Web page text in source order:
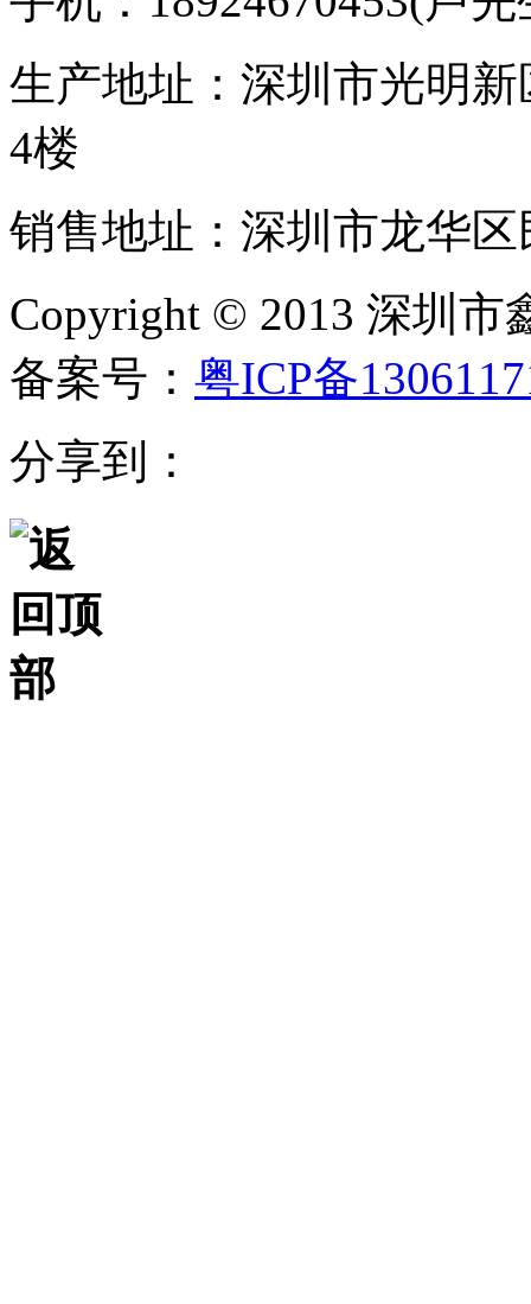
生产地址：深圳市光明
4楼
销售地址：深圳市龙华
Copyright © 2013 深
备案号： 粤ICP备
分享到：